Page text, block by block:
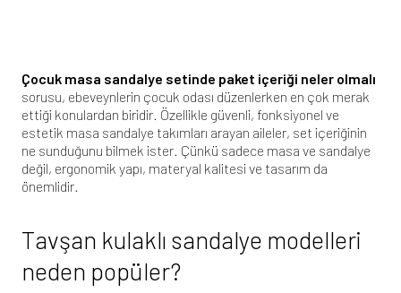
Çocuk masa sandalye setinde paket içeriği neler olmalı
sorusu, ebeveynlerin çocuk odası düzenlerken en çok merak
ettiği konulardan biridir. Özellikle güvenli, fonksiyonel ve
estetik masa sandalye takımları arayan aileler, set içeriğinin
ne sunduğunu bilmek ister. Çünkü sadece masa ve sandalye
değil, ergonomik yapı, materyal kalitesi ve tasarım da
önemlidir.
Tavşan kulaklı sandalye modelleri
neden popüler?